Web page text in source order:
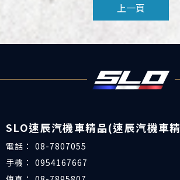
上一頁
08-7807055
0954167667